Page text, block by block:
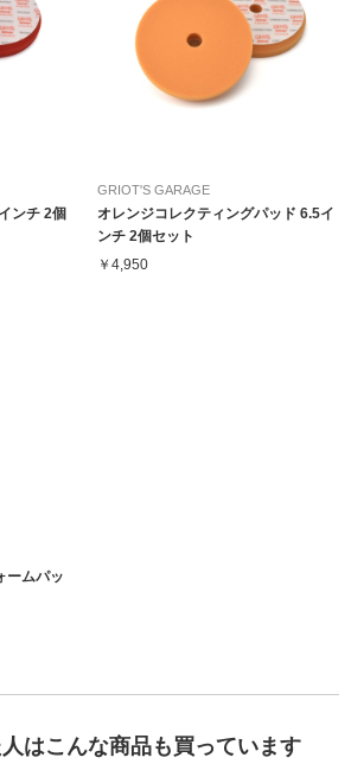
ンチ 2個
GRIOT'S GARAGE
オレンジコレクティングパッド 6.5イ
ンチ 2個セット
￥4,950
ームパッ
はこんな商品も買っています